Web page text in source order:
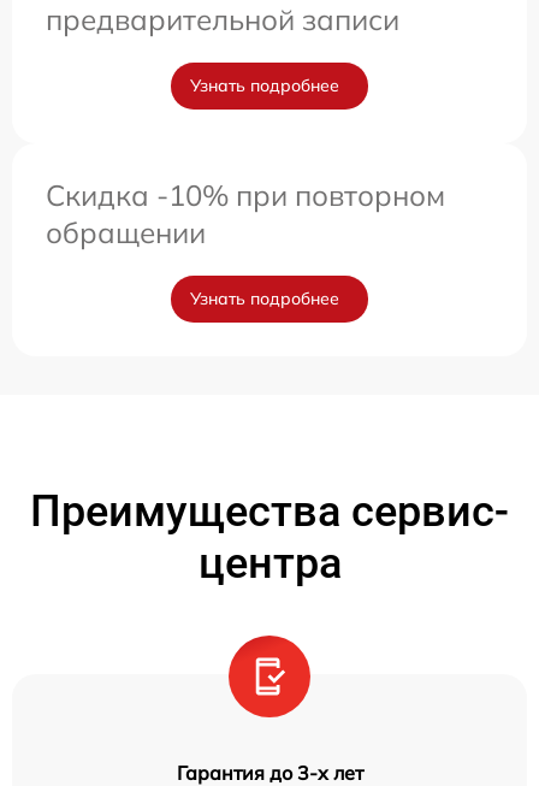
предварительной записи
Узнать подробнее
Скидка -10% при повторном
обращении
Узнать подробнее
Преимущества сервис-
центра
Гарантия до 3-х лет